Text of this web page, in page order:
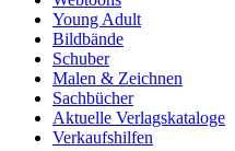
Young Adult
Bildbände
Schuber
Malen & Zeichnen
Sachbücher
Aktuelle Verlagskataloge
Verkaufshilfen